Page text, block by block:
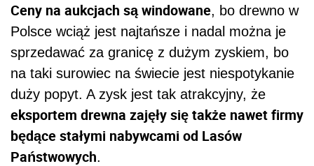
Ceny na aukcjach są windowane, bo drewno w
Polsce wciąż jest najtańsze i nadal można je
sprzedawać za granicę z dużym zyskiem, bo
na taki surowiec na świecie jest niespotykanie
duży popyt. A zysk jest tak atrakcyjny, że
eksportem drewna zajęły się także nawet firmy
będące stałymi nabywcami od Lasów
Państwowych.